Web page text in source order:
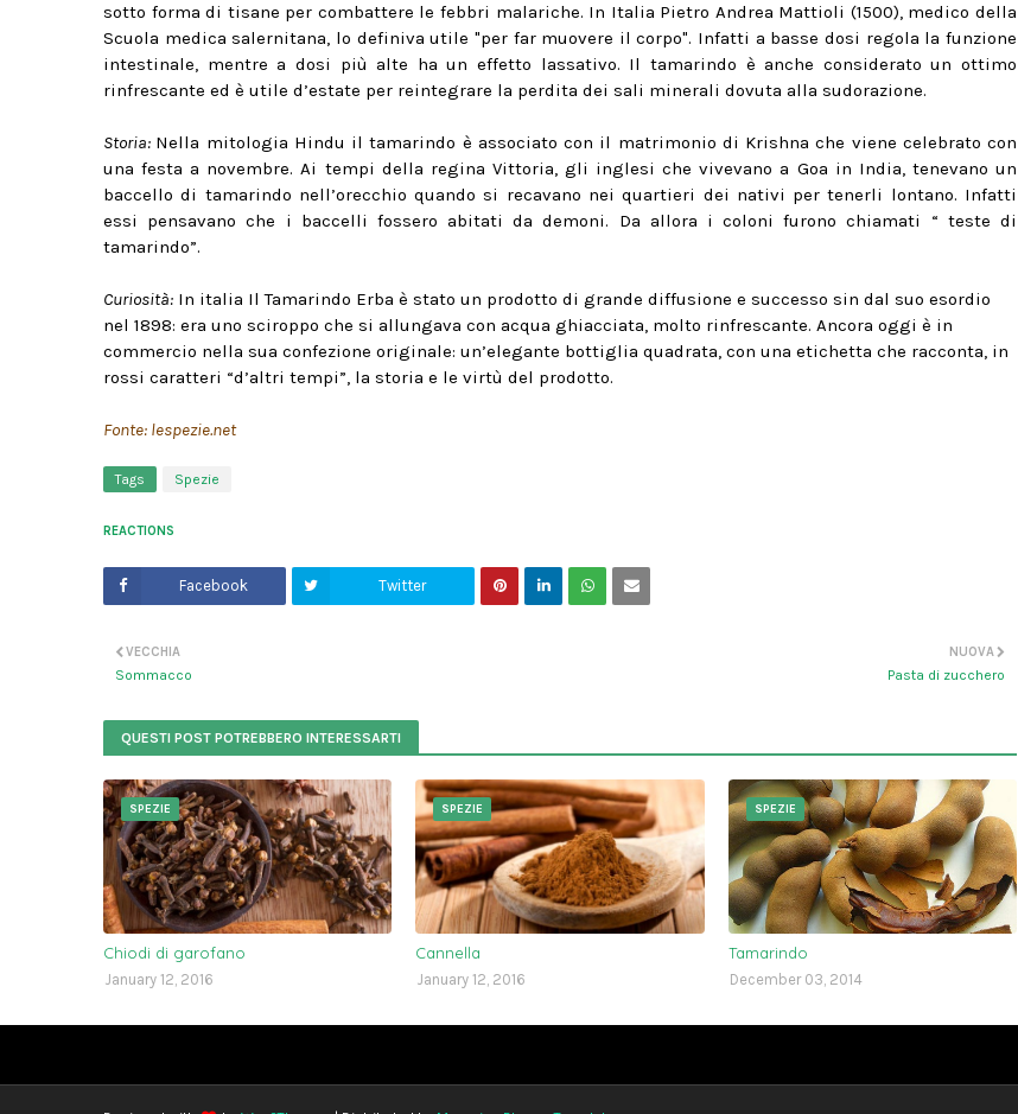
sotto forma di tisane per combattere le febbri malariche. In Italia Pietro Andrea Mattioli (1500), medico della
Scuola medica salernitana, lo definiva utile "per far muovere il corpo". Infatti a basse dosi regola la funzione
intestinale, mentre a dosi più alte ha un effetto lassativo. Il tamarindo è anche considerato un ottimo
rinfrescante ed è utile d’estate per reintegrare la perdita dei sali minerali dovuta alla sudorazione.
Storia: Nella mitologia Hindu il tamarindo è associato con il matrimonio di Krishna che viene celebrato con
una festa a novembre. Ai tempi della regina Vittoria, gli inglesi che vivevano a Goa in India, tenevano un
baccello di tamarindo nell’orecchio quando si recavano nei quartieri dei nativi per tenerli lontano. Infatti
essi pensavano che i baccelli fossero abitati da demoni. Da allora i coloni furono chiamati “ teste di
tamarindo”.
Curiosità: In italia Il Tamarindo Erba è stato un prodotto di grande diffusione e successo sin dal suo esordio
nel 1898: era uno sciroppo che si allungava con acqua ghiacciata, molto rinfrescante. Ancora oggi è in
commercio nella sua confezione originale: un’elegante bottiglia quadrata, con una etichetta che racconta, in
rossi caratteri “d’altri tempi”, la storia e le virtù del prodotto.
Fonte: lespezie.net
Tags Spezie
REACTIONS
Facebook Twitter
NUOVA
Pasta di zucchero
VECCHIA
Sommacco
QUESTI POST POTREBBERO INTERESSARTI
SPEZIE
Chiodi di garofano
January 12, 2016
SPEZIE
Cannella
January 12, 2016
SPEZIE
Tamarindo
December 03, 2014